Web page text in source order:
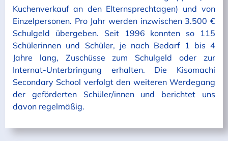
Kuchenverkauf an den Elternsprechtagen) und von
Einzelpersonen. Pro Jahr werden inzwischen 3.500 €
Schulgeld übergeben. Seit 1996 konnten so 115
Schülerinnen und Schüler, je nach Bedarf 1 bis 4
Jahre lang, Zuschüsse zum Schulgeld oder zur
Internat-Unterbringung erhalten. Die Kisomachi
Secondary School verfolgt den weiteren Werdegang
der geförderten Schüler/innen und berichtet uns
davon regelmäßig.